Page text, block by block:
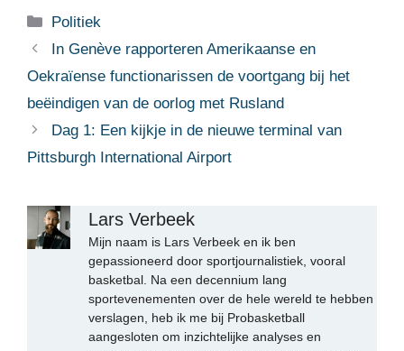
Categorieën
Politiek
In Genève rapporteren Amerikaanse en
Oekraïense functionarissen de voortgang bij het
beëindigen van de oorlog met Rusland
Dag 1: Een kijkje in de nieuwe terminal van
Pittsburgh International Airport
Lars Verbeek
Mijn naam is Lars Verbeek en ik ben
gepassioneerd door sportjournalistiek, vooral
basketbal. Na een decennium lang
sportevenementen over de hele wereld te hebben
verslagen, heb ik me bij Probasketball
aangesloten om inzichtelijke analyses en